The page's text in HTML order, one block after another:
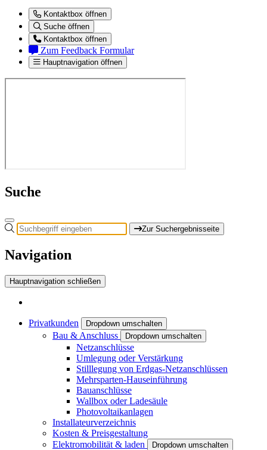
Kontaktbox öffnen
Suche öffnen
Kontaktbox öffnen
Zum Feedback Formular
Hauptnavigation öffnen
Suche
Zur Suchergebnisseite
Navigation
Hauptnavigation schließen
Privatkunden Dropdown umschalten
Bau & Anschluss Dropdown umschalten
Netzanschlüsse
Umlegung oder Verstärkung
Stilllegung von Erdgas-Netzanschlüssen
Mehrsparten-Hauseinführung
Bauanschlüsse
Wallbox oder Ladesäule
Photovoltaikanlagen
Installateurverzeichnis
Kosten & Preisgestaltung
Elektromobilität & laden
Dropdown umschalten